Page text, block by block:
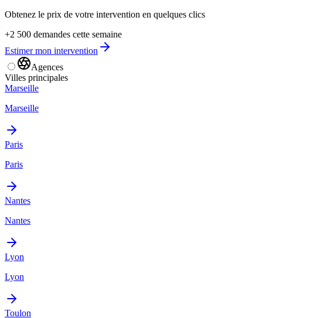
Obtenez le prix de votre intervention en quelques clics
+2 500 demandes cette semaine
Estimer mon intervention
Agences
Villes principales
Marseille
Marseille
Paris
Paris
Nantes
Nantes
Lyon
Lyon
Toulon